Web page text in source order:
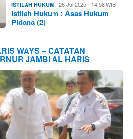
ISTILAH HUKUM 26 Jul 2025 - 14:58 WIB
Istilah Hukum : Asas Hukum
Pidana (2)
WAYS – CATATAN
JAMBI AL HARIS